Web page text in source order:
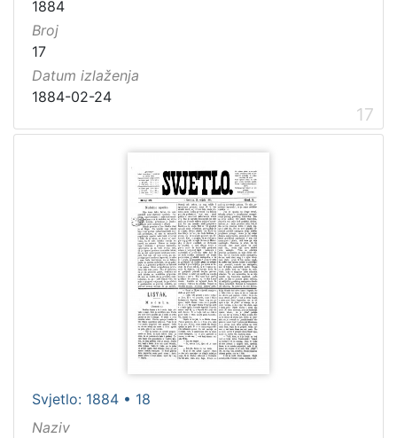
1884
Broj
17
Datum izlaženja
1884-02-24
17
Svjetlo: 1884 • 18
Naziv